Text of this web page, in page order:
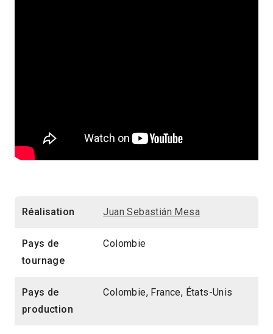
Réalisation Juan Sebastián Mesa
Pays de
tournage
Colombie
Pays de
production
Colombie, France, États-Unis